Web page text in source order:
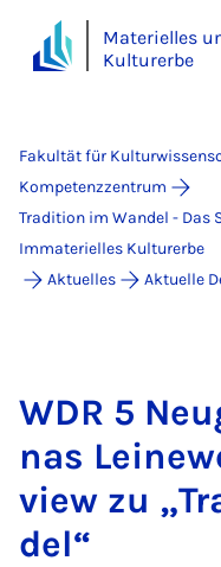
Materielles
Kulturerbe
Fakultät für
Kompetenzzentrum
Tradition im Wandel - Das
Immaterielles Kulturerbe
Aktuelles
Aktuelle
WDR 5
nas
view zu
del“